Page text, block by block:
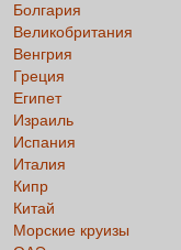
Болгария
Великобритания
Венгрия
Греция
Египет
Израиль
Испания
Италия
Кипр
Китай
Морские круизы